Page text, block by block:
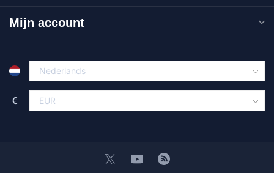
Mijn account
€